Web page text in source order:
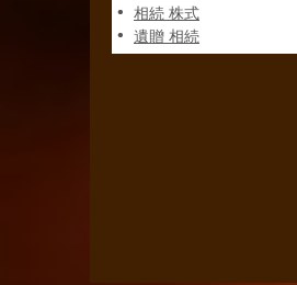
相続 株式
遺贈 相続